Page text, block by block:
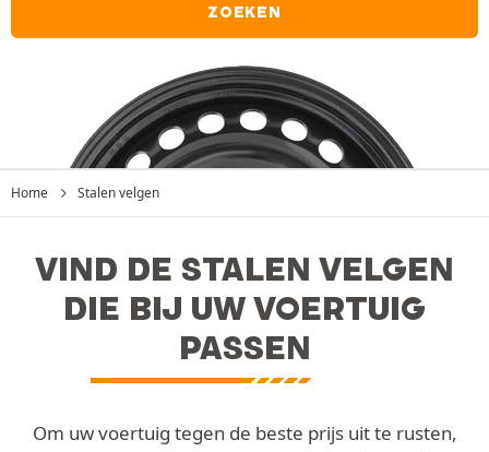
ZOEKEN
Home Stalen velgen
VIND DE STALEN VELGEN
DIE BIJ UW VOERTUIG
PASSEN
Om uw voertuig tegen de beste prijs uit te rusten,